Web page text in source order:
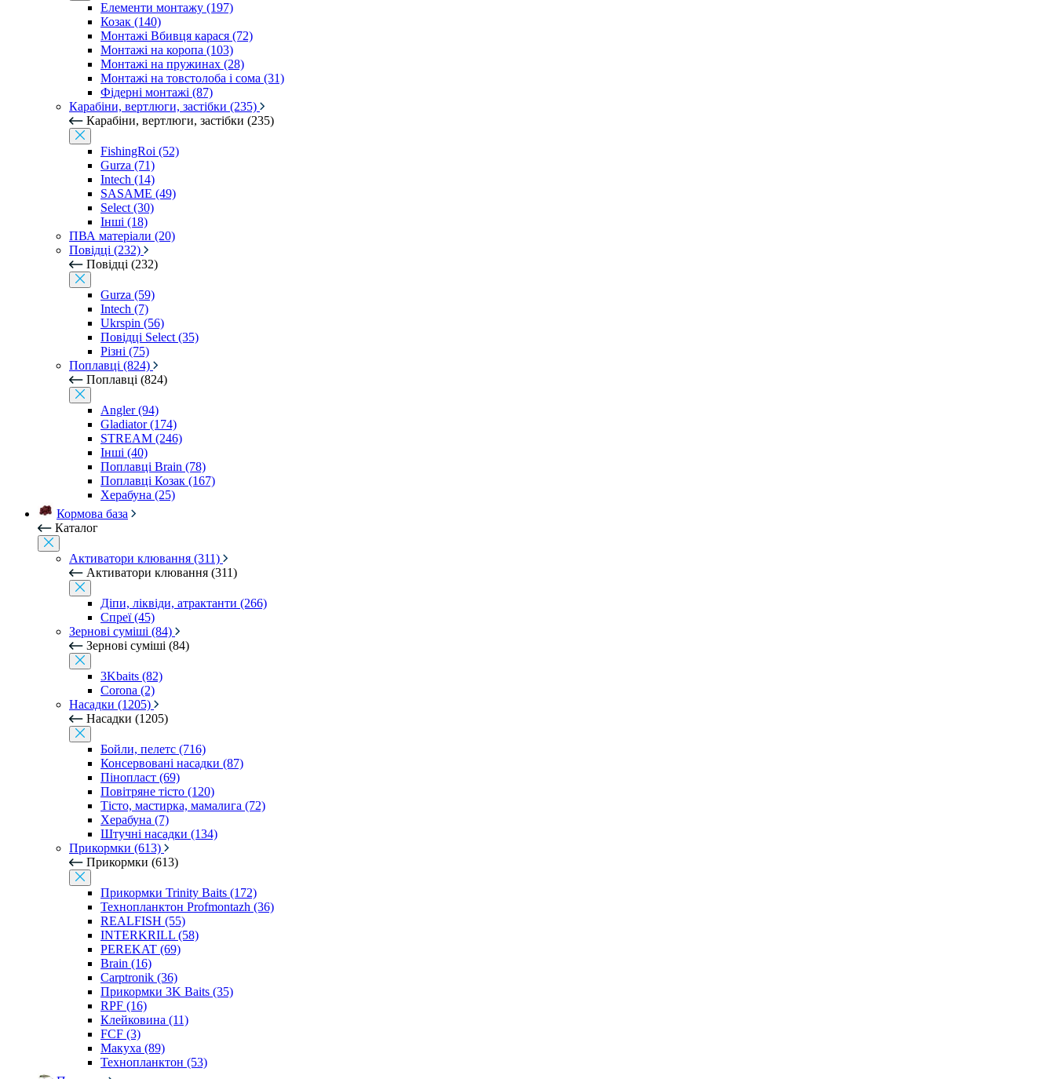
Елементи монтажу (197)
Козак (140)
Монтажі Вбивця карася (72)
Монтажі на коропа (103)
Монтажі на пружинах (28)
Монтажі на товстолоба і сома (31)
Фідерні монтажі (87)
Карабіни, вертлюги, застібки (235)
Карабіни, вертлюги, застібки (235)
FishingRoi (52)
Gurza (71)
Intech (14)
SASAME (49)
Select (30)
Інші (18)
ПВА матеріали (20)
Повідці (232)
Повідці (232)
Gurza (59)
Intech (7)
Ukrspin (56)
Повідці Select (35)
Різні (75)
Поплавці (824)
Поплавці (824)
Angler (94)
Gladiator (174)
STREAM (246)
Інші (40)
Поплавці Brain (78)
Поплавці Козак (167)
Херабуна (25)
Кормова база
Каталог
Активатори клювання (311)
Активатори клювання (311)
Діпи, ліквіди, атрактанти (266)
Спреї (45)
Зернові суміші (84)
Зернові суміші (84)
3Kbaits (82)
Corona (2)
Насадки (1205)
Насадки (1205)
Бойли, пелетс (716)
Консервовані насадки (87)
Пінопласт (69)
Повітряне тісто (120)
Тісто, мастирка, мамалига (72)
Херабуна (7)
Штучні насадки (134)
Прикормки (613)
Прикормки (613)
Прикормки Trinity Baits (172)
Технопланктон Profmontazh (36)
REALFISH (55)
INTERKRILL (58)
PEREKAT (69)
Brain (16)
Carptronik (36)
Прикормки 3K Baits (35)
RPF (16)
Клейковина (11)
FCF (3)
Макуха (89)
Технопланктон (53)